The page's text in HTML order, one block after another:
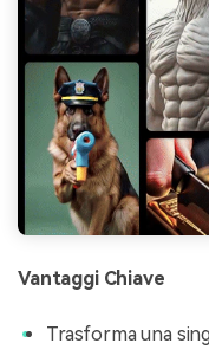
Vantaggi Chiave
Trasforma una